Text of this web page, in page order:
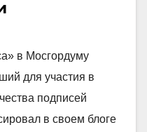
в Мосгордуму
для участия в
подписей
в своем блоге